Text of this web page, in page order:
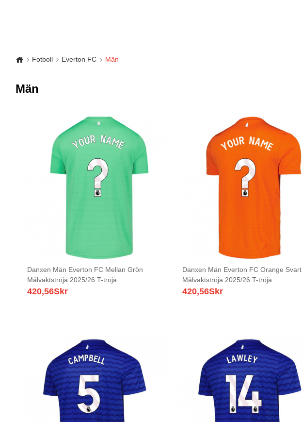
Fotboll Everton FC Män
Män
Danxen Män Everton FC Mellan Grön
Målvaktströja 2025/26 T-tröja
420,56Skr
Danxen Män Everton FC Orange Svart
Målvaktströja 2025/26 T-tröja
420,56Skr